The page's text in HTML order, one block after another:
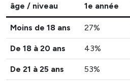
âge / niveau 1e année
Moins de 18 ans 27%
De 18 à 20 ans 43%
De 21 à 25 ans 53%